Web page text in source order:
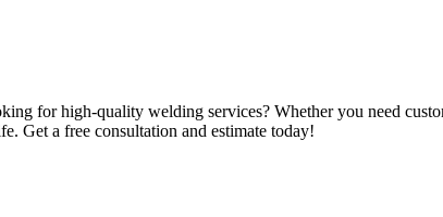
for high-quality welding services? Whether you need
Get a free consultation and estimate today!